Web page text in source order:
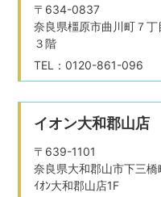
〒634-0837
奈良県橿原市曲川町７
３階
TEL：0120-861-096
イオン大和郡山店
〒639-1101
奈良県大和郡山市下三
ｲｵﾝ大和郡山店1F